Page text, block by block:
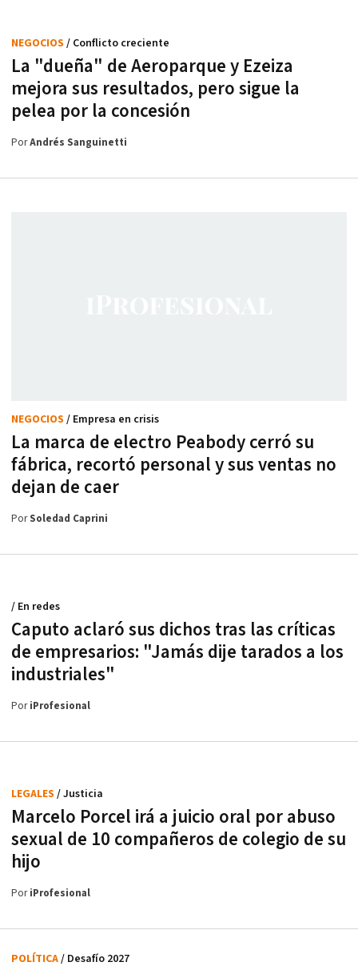
La "dueña" de Aeroparque y Ezeiza
mejora sus resultados, pero sigue la
pelea por la concesión
NEGOCIOS / Conflicto creciente
PorAndrés Sanguinetti
La marca de electro Peabody cerró su
fábrica, recortó personal y sus ventas no
dejan de caer
NEGOCIOS / Empresa en crisis
PorSoledad Caprini
Caputo aclaró sus dichos tras las críticas
de empresarios: "Jamás dije tarados a los
industriales"
/ En redes
PoriProfesional
Marcelo Porcel irá a juicio oral por abuso
sexual de 10 compañeros de colegio de su
hijo
LEGALES / Justicia
PoriProfesional
POLÍTICA/ Desafío 2027